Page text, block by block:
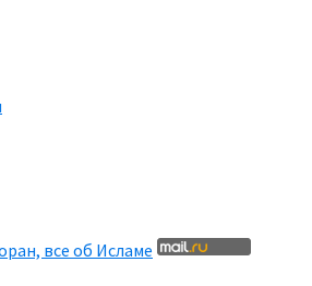
все об Исламе